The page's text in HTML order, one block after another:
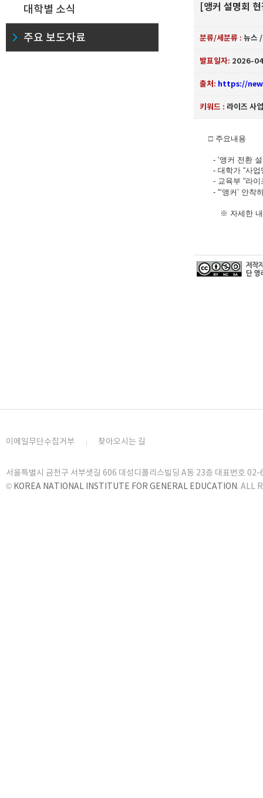
대학별 소식
주요 보도자료
[앵커 설명회
분류/세분류 : 뉴스
발표일자: 2026-
출처: https://
키워드 : 라이즈 사
□ 주요내용
- ‘앵커 전환
- 대학가 “사
- 교육부 “라
- “‘앵커’ 안착
※ 자세한 내
이메일무단수집거부 찾아오시는 길
서울특별시 금천구 서부샛길 606 대성디폴리스빌딩 A동 23층 대표번호
© KOREA NATIONAL INSTITUTE FOR GENERAL EDUCATION. ALL